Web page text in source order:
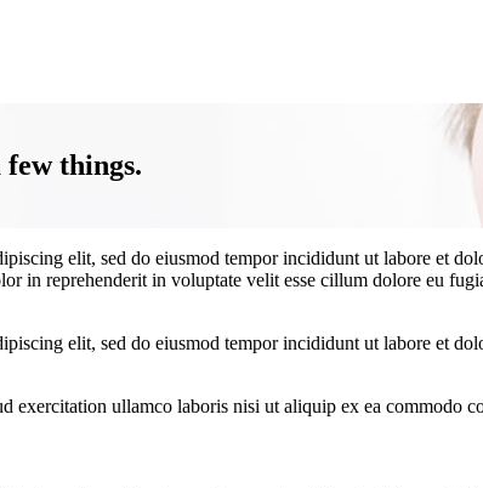
things.
elit, sed do eiusmod tempor incididunt ut labore et
in reprehenderit in voluptate velit esse cillum dolore eu
elit, sed do eiusmod tempor incididunt ut labore et
exercitation ullamco laboris nisi ut aliquip ex ea commodo